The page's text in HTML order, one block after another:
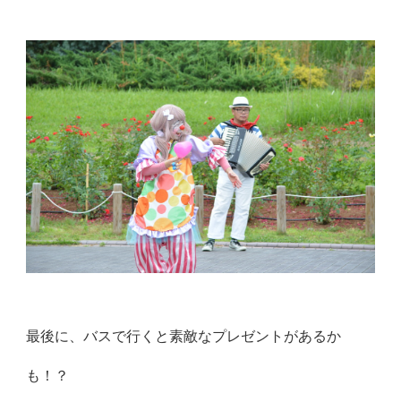
最後に、バスで行くと素敵なプレゼントがあるか
も！？